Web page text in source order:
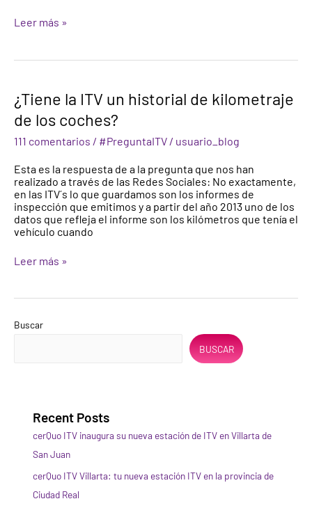
Leer más »
¿Tiene la ITV un historial de kilometraje
de los coches?
111 comentarios / #PreguntaITV / usuario_blog
Esta es la respuesta de a la pregunta que nos han
realizado a través de las Redes Sociales: No exactamente,
en las ITV´s lo que guardamos son los informes de
inspección que emitimos y a partir del año 2013 uno de los
datos que refleja el informe son los kilómetros que tenía el
vehículo cuando
¿Tiene
la
ITV
historial
kilometraje
de
los
coches?
Leer más »
Buscar
BUSCAR
Recent Posts
cerQuo ITV inaugura su nueva estación de ITV en Villarta de
San Juan
cerQuo ITV Villarta: tu nueva estación ITV en la provincia de
Ciudad Real